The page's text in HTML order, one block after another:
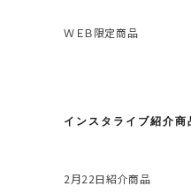
ＷＥＢ限定商品
インスタライブ紹介商
2月22日紹介商品